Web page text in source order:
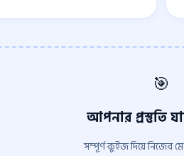
🎯
আপনার প্রস্তুতি
সম্পূর্ণ কুইজ দিয়ে নিজের